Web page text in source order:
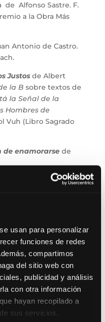
usan para personalizar
funciones de redes
compartimos
del sitio web con
publicidad y análisis
con otra información
hayan recopilado a
sus servicios.
de Alfonso Sastre. F.
a la Obra Más
Antonio de Castro.
Justos de Albert
la B sobre textos de
la Señal de la
Hombres de
Vuh (Libro Sagrado
de enamorarse de
de Boris
Pinilla. Cía. Geroa
D. Cristóbal y la
Guirigai.
de un Anarquistade
de los Neciosde
/ Brecht.